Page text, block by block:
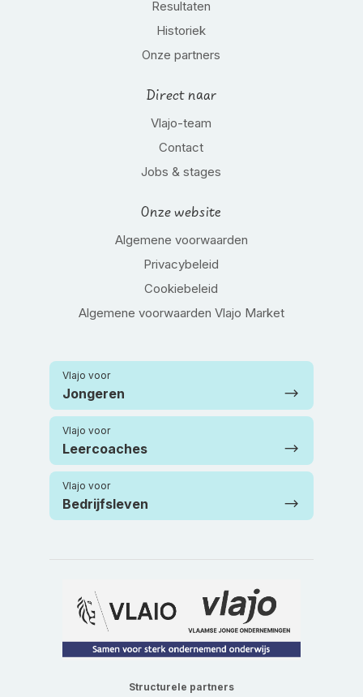
Resultaten
Historiek
Onze partners
Direct naar
Vlajo-team
Contact
Jobs & stages
Onze website
Algemene voorwaarden
Privacybeleid
Cookiebeleid
Algemene voorwaarden Vlajo Market
Vlajo voor
Jongeren
Vlajo voor
Leercoaches
Vlajo voor
Bedrijfsleven
Structurele partners